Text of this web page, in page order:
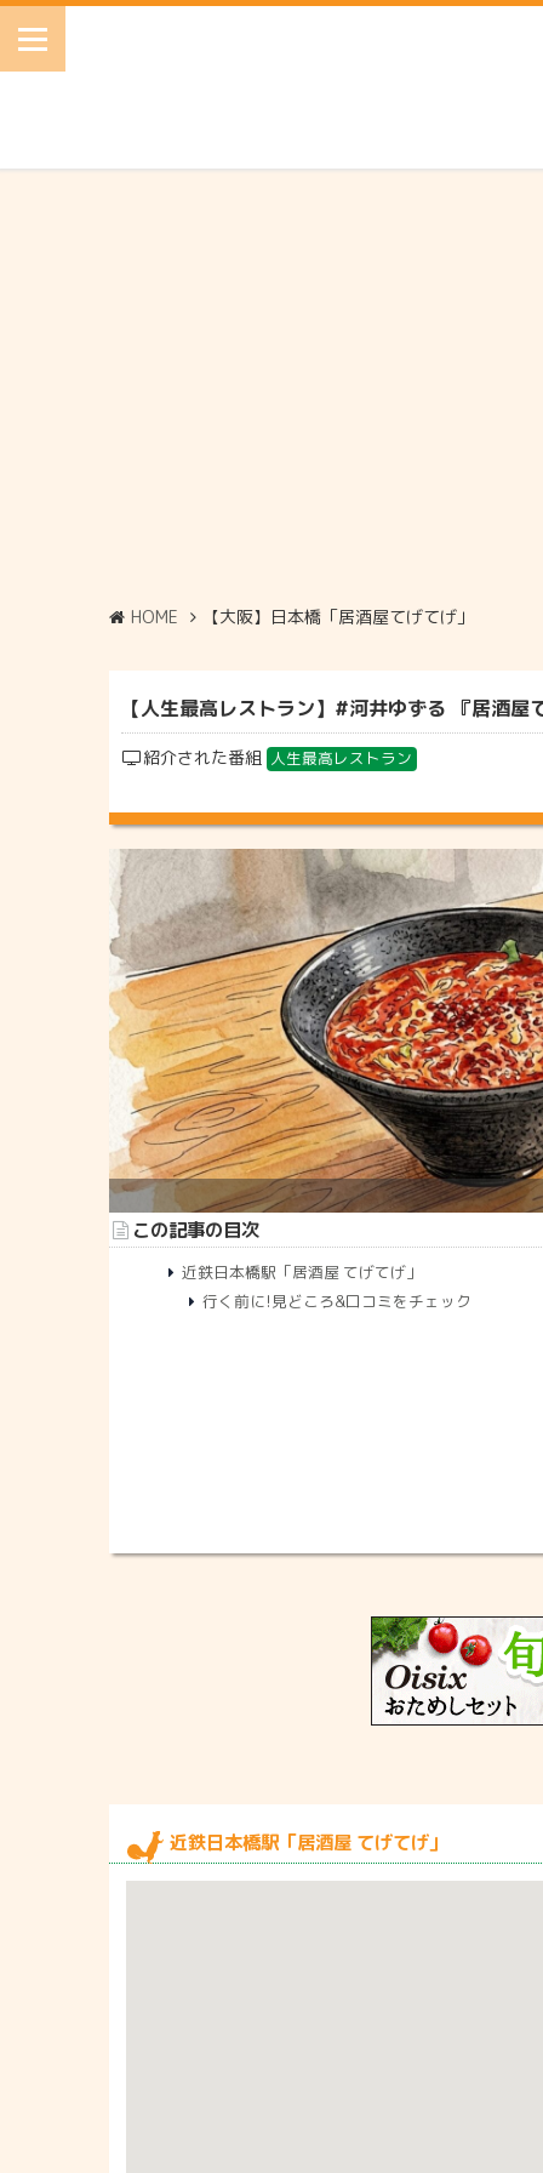
HOME 【大阪】日本橋「居酒屋てげてげ」
【人生最高レストラン】#河井ゆずる 『居酒
紹介された番組 人生最高レストラン
この記事の目次
近鉄日本橋駅「居酒屋 てげてげ」
行く前に!見どころ&口コミをチェック
近鉄日本橋駅「居酒屋 てげてげ」